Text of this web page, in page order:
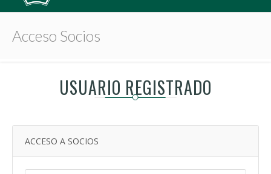
Acceso Socios
USUARIO REGISTRADO
ACCESO A SOCIOS